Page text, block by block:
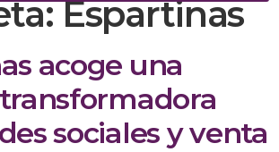
Espartinas
acoge una
sociales y venta